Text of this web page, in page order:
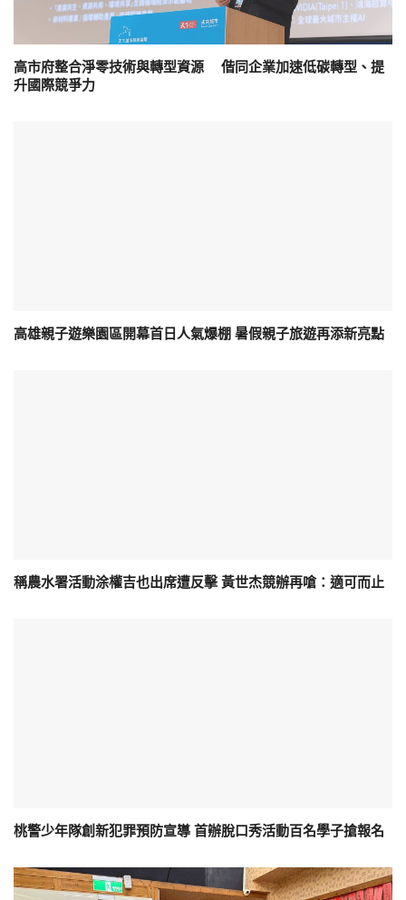
高市府整合淨零技術與轉型資源 偕同企業加速低碳轉型、提
升國際競爭力
高雄親子遊樂園區開幕首日人氣爆棚 暑假親子旅遊再添新亮點
稱農水署活動涂權吉也出席遭反擊 黃世杰競辦再嗆：適可而止
桃警少年隊創新犯罪預防宣導 首辦脫口秀活動百名學子搶報名